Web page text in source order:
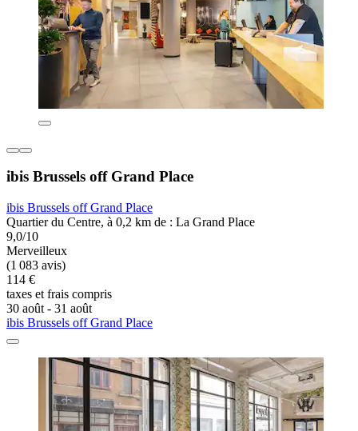
ibis Brussels off Grand Place
ibis Brussels off Grand Place
Quartier du Centre, à 0,2 km de : La Grand Place
9,0/10
Merveilleux
(1 083 avis)
114 €
taxes et frais compris
30 août - 31 août
ibis Brussels off Grand Place